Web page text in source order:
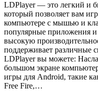
LDPlayer — это легкий и
который позволяет вам
компьютере с мышью и
популярные приложения
высокую
поддерживает
LDPlayer вы можете:
большом экране
игры для Android, такие
Free Fire,…